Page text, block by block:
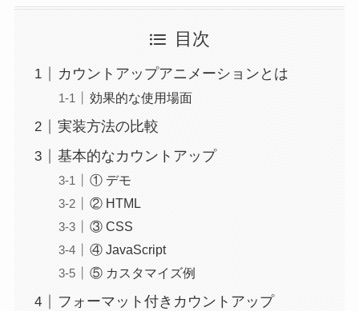
目次
カウントアップアニメーションとは
効果的な使用場面
実装方法の比較
基本的なカウントアップ
① デモ
② HTML
③ CSS
④ JavaScript
⑤ カスタマイズ例
フォーマット付きカウントアップ